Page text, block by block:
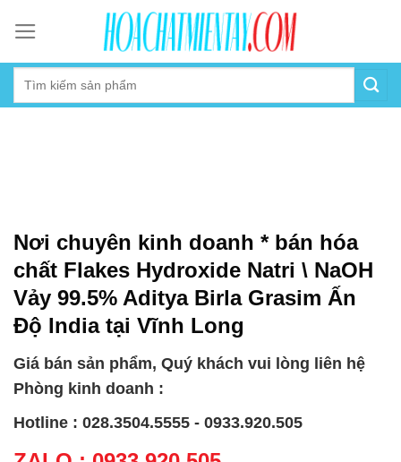
content
Nơi chuyên kinh doanh * bán hóa
chất Flakes Hydroxide Natri \ NaOH
Vảy 99.5% Aditya Birla Grasim Ấn
Độ India tại Vĩnh Long
Giá bán sản phẩm, Quý khách vui lòng liên hệ
Phòng kinh doanh :
Hotline : 028.3504.5555 - 0933.920.505